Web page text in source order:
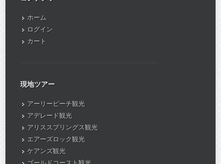
ホーム
ログイン
カート
現地ツアー
アーリービーチ観光
アデレード観光
アリススプリングス観光
エアーズロック観光
ケアンズ観光